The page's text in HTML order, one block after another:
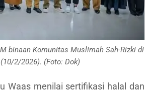
binaan Komunitas Muslimah Sah-Rizki di
2/2026). (Foto: Dok)
Waas menilai sertifikasi halal dan